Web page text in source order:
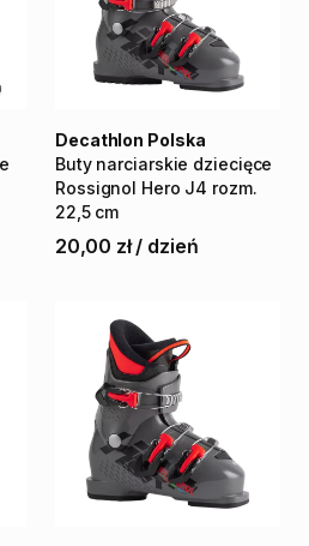
Buty narciarskie dziecięce
Rossignol Hero J4 rozm.
22 5 cm
Decathlon Polska
20,00 zł / dzień